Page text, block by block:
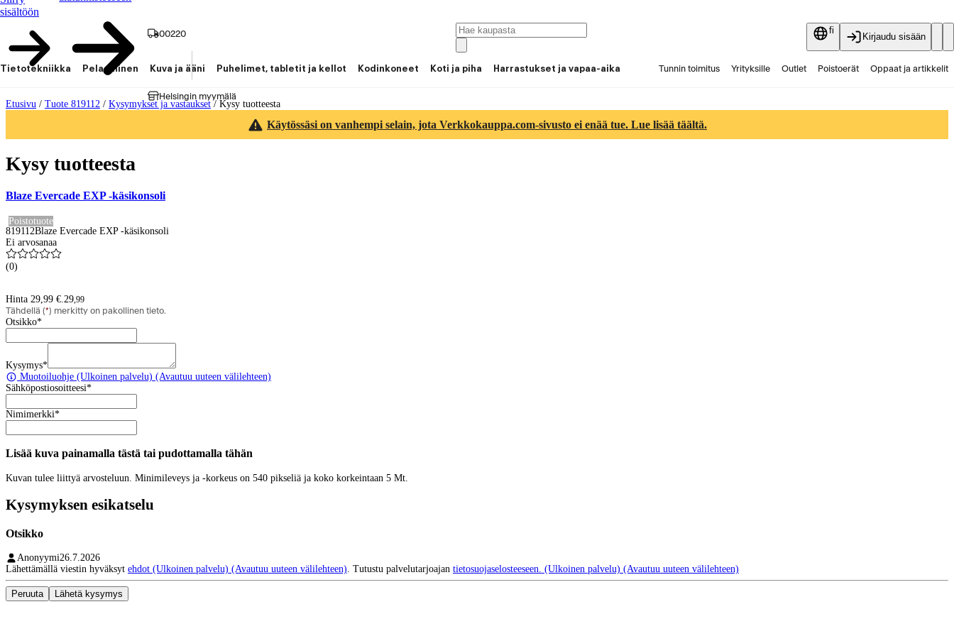
sisältöön
00220
Helsingin myymälä
fi
Kirjaudu sisään
Tietotekniikka Pelaaminen Kuva ja ääni Puhelimet, tabletit ja kellot Kodinkoneet Koti ja piha Harrastukset ja vapaa-aika Tunnin toimitus Yrityksille Outlet Poistoerät Oppaat ja artikkelit
Etusivu / Tuote 819112 / Kysymykset ja vastaukset / Kysy tuotteesta
Käytössäsi on vanhempi selain, jota Verkkokauppa.com-sivusto ei enää tue. Lue lisää täältä.
Kysy tuotteesta
Blaze Evercade EXP -käsikonsoli
Poistotuote
819112Blaze Evercade EXP -käsikonsoli
Ei arvosanaa
(0)
Hinta 29,99 €.29,99
Tähdellä (*) merkitty on pakollinen tieto.
Otsikko*
Kysymys*
Muotoiluohje (Ulkoinen palvelu) (Avautuu uuteen välilehteen)
Sähköpostiosoitteesi*
Nimimerkki*
Lisää kuva painamalla tästä tai pudottamalla tähän
Kuvan tulee liittyä arvosteluun. Minimileveys ja -korkeus on 540 pikseliä ja koko korkeintaan 5 Mt.
Kysymyksen esikatselu
Otsikko
Anonyymi26.7.2026
Lähettämällä viestin hyväksyt ehdot (Ulkoinen palvelu) (Avautuu uuteen välilehteen). Tutustu palvelutarjoajan tietosuojaselosteeseen. (Ulkoinen palvelu) (Avautuu uuteen välilehteen)
Peruuta Lähetä kysymys